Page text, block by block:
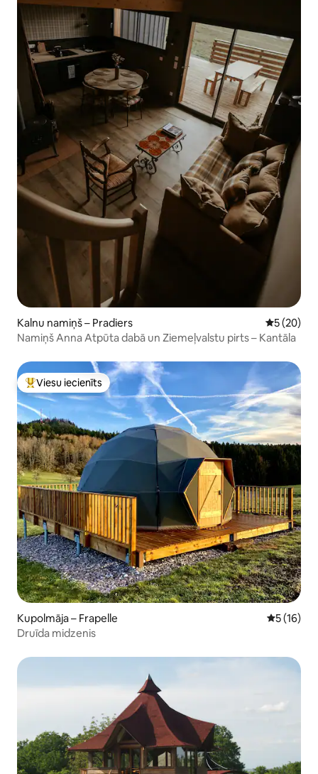
Kalnu namiņš – Pradiers Vidējais
5 (20)
Namiņš Anna Atpūta dabā un Ziemeļvalstu pirts – Kantāla
Populārs viesu iecienīts mājoklis
Viesu iecienīts
Kupolmāja – Frapelle Vidējais
5 (16)
Druīda midzenis